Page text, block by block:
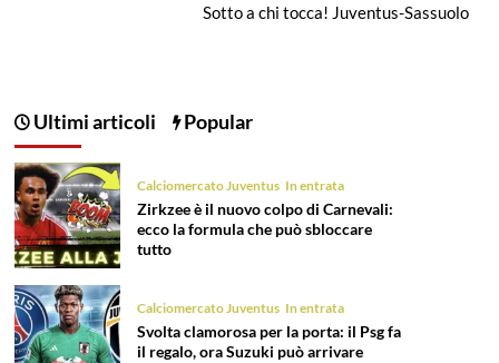
Sotto a chi tocca! Juventus-Sassuolo
Ultimi articoli Popular
Calciomercato Juventus In entrata
Zirkzee è il nuovo colpo di Carnevali:
ecco la formula che può sbloccare
tutto
Calciomercato Juventus In entrata
Svolta clamorosa per la porta: il Psg fa
il regalo, ora Suzuki può arrivare